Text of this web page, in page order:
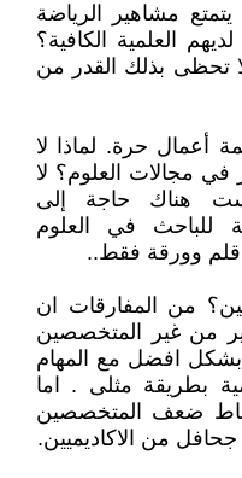
مشاهير الرياضة
العلمية الكافية؟
لا تحظى بذلك القدر من
أعمال حرة. لماذا لا
في مجالات العلوم؟ لا
هناك حاجة إلى
للباحث في العلوم
قلم وورقة فقط..
من المفارقات ان
من غير المتخصصين
افضل مع المهام
بطريقة مثلى . اما
ضعف المتخصصين
من الاكاديميين.